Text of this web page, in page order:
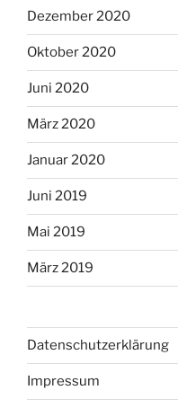
Dezember 2020
Oktober 2020
Juni 2020
März 2020
Januar 2020
Juni 2019
Mai 2019
März 2019
Datenschutzerklärung
Impressum